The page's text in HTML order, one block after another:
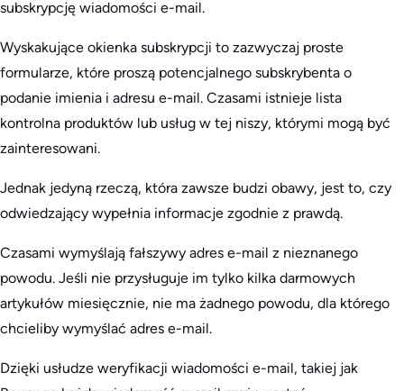
subskrypcję wiadomości e-mail.
Wyskakujące okienka subskrypcji to zazwyczaj proste
formularze, które proszą potencjalnego subskrybenta o
podanie imienia i adresu e-mail. Czasami istnieje lista
kontrolna produktów lub usług w tej niszy, którymi mogą być
zainteresowani.
Jednak jedyną rzeczą, która zawsze budzi obawy, jest to, czy
odwiedzający wypełnia informacje zgodnie z prawdą.
Czasami wymyślają fałszywy adres e-mail z nieznanego
powodu. Jeśli nie przysługuje im tylko kilka darmowych
artykułów miesięcznie, nie ma żadnego powodu, dla którego
chcieliby wymyślać adres e-mail.
Dzięki usłudze weryfikacji wiadomości e-mail, takiej jak